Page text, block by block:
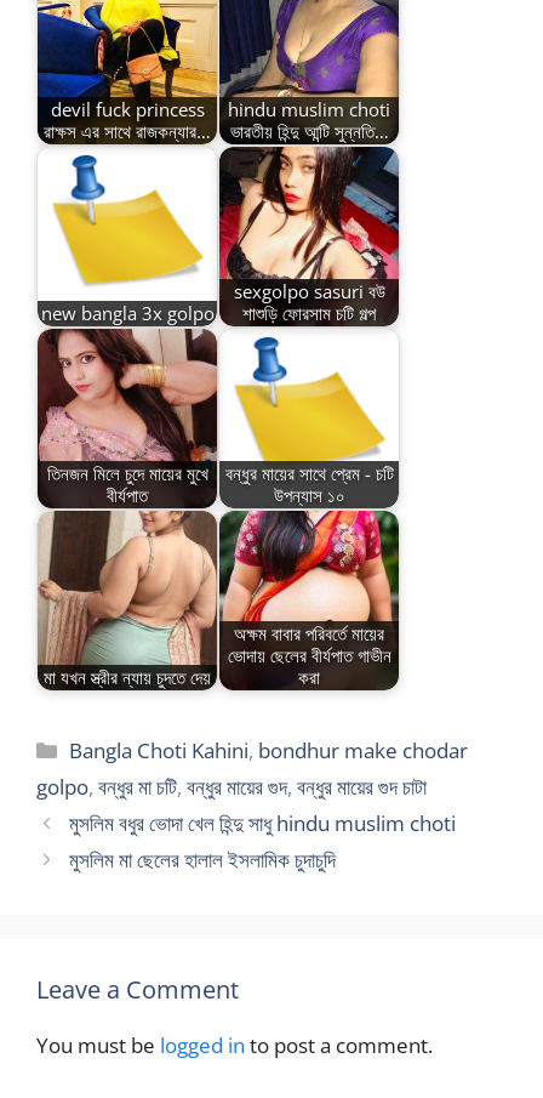
devil fuck princess
রাক্ষস এর সাথে রাজকন্যার…
hindu muslim choti
ভারতীয় হিন্দু আন্টি সুন্নতি…
new bangla 3x golpo
sexgolpo sasuri বউ
শাশুড়ি ফোরসাম চটি গল্প
তিনজন মিলে চুদে মায়ের মুখে
বীর্যপাত
বন্ধুর মায়ের সাথে প্রেম - চটি
উপন্যাস ১০
মা যখন স্ত্রীর ন্যায় চুদতে দেয়
অক্ষম বাবার পরিবর্তে মায়ের
ভোদায় ছেলের বীর্যপাত গাভীন
করা
Categories
Bangla Choti Kahini, bondhur make chodar
golpo, বন্ধুর মা চটি, বন্ধুর মায়ের গুদ, বন্ধুর মায়ের গুদ চাটা
মুসলিম বধুর ভোদা খেল হিন্দু সাধু hindu muslim choti
মুসলিম মা ছেলের হালাল ইসলামিক চুদাচুদি
Leave a Comment
You must be logged in to post a comment.